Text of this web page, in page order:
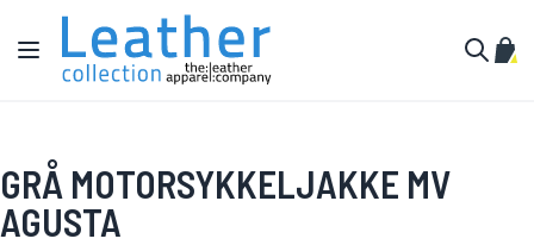
Hopp til innhold
Toggle Nav
Min
GRÅ MOTORSYKKELJAKKE MV
AGUSTA